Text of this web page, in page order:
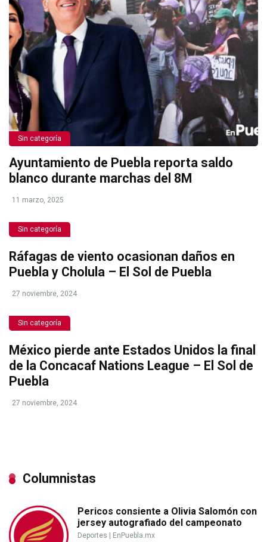
Sin categoría
Ayuntamiento de Puebla reporta saldo
blanco durante marchas del 8M
11 marzo, 2025
Sin categoría
Ráfagas de viento ocasionan daños en
Puebla y Cholula – El Sol de Puebla
27 noviembre, 2024
Sin categoría
México pierde ante Estados Unidos la final
de la Concacaf Nations League – El Sol de
Puebla
27 noviembre, 2024
Columnistas
Pericos consiente a Olivia Salomón con
jersey autografiado del campeonato
Deportes
EnPuebla.mx